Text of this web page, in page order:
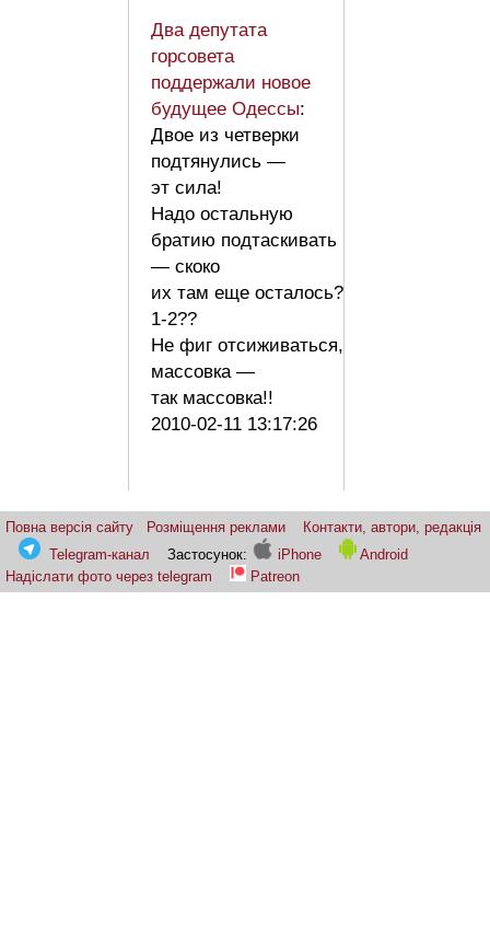
Два депутата
горсовета
поддержали новое
будущее Одессы:
Двое из четверки
подтянулись —
эт сила!
Надо остальную
братию подтаскивать
— скоко
их там еще осталось?
1-2??
Не фиг отсиживаться,
массовка —
так массовка!!
2010-02-11 13:17:26
Повна версія сайту Розміщення реклами
Контакти, автори, редакція
Telegram-канал
Застосунок: iPhone
Android
Надіслати фото через telegram
Patreon